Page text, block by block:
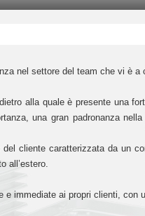
nel settore del team che vi è a
alla quale è presente una
una gran padronanza
cliente caratterizzata da un
all’estero.
e immediate ai propri clienti,